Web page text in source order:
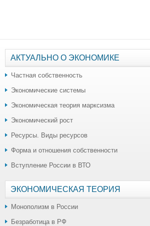
АКТУАЛЬНО О ЭКОНОМИКЕ
Частная собственность
Экономические системы
Экономическая теория марксизма
Экономический рост
Ресурсы. Виды ресурсов
Форма и отношения собственности
Вступление России в ВТО
ЭКОНОМИЧЕСКАЯ ТЕОРИЯ
Монополизм в России
Безработица в РФ